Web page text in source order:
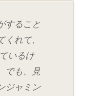
すること
れて、
いるけ
でも、見
ジャミン